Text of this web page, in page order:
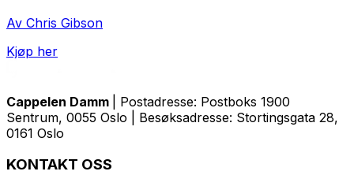
Av Chris Gibson
Kjøp her
Cappelen Damm
| Postadresse: Postboks 1900
Sentrum, 0055 Oslo | Besøksadresse: Stortingsgata 28,
0161 Oslo
KONTAKT OSS